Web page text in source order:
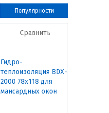
Популярности
Сравнить
Гидро-
теплоизоляция BDX-
2000 78х118 для
мансардных окон